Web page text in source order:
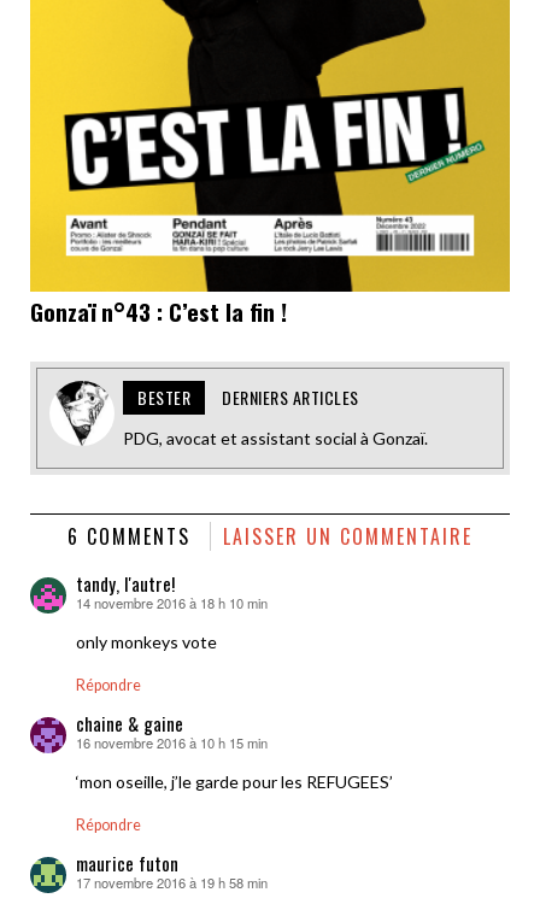
Gonzaï n°43 : C’est la fin !
BESTER DERNIERS ARTICLES
PDG, avocat et assistant social à Gonzaï.
6 COMMENTS LAISSER UN COMMENTAIRE
tandy, l'autre!
dit :
14 novembre 2016 à 18 h 10 min
only monkeys vote
Répondre
chaine & gaine
dit :
16 novembre 2016 à 10 h 15 min
‘mon oseille, j’le garde pour les REFUGEES’
Répondre
maurice futon
dit :
17 novembre 2016 à 19 h 58 min